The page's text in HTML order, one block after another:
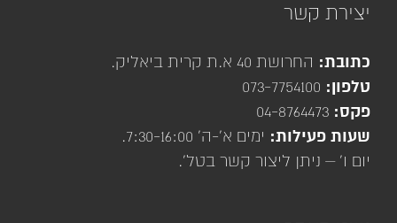
יצירת קשר
כתובת: החרושת 40 א.ת קרית ביאליק.
טלפון: 073-7754100
פקס:
שעות פעילות: ימים א'-ה' 7:30-16:00.
יום ו' – ניתן ליצור קשר בטל'.